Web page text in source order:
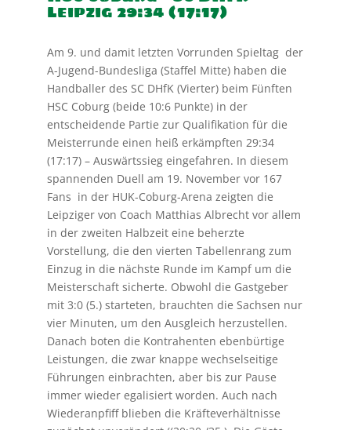
Leipzig 29:34 (17:17)
Am 9. und damit letzten Vorrunden Spieltag der
A-Jugend-Bundesliga (Staffel Mitte) haben die
Handballer des SC DHfK (Vierter) beim Fünften
HSC Coburg (beide 10:6 Punkte) in der
entscheidende Partie zur Qualifikation für die
Meisterrunde einen heiß erkämpften 29:34
(17:17) – Auswärtssieg eingefahren. In diesem
spannenden Duell am 19. November vor 167
Fans in der HUK-Coburg-Arena zeigten die
Leipziger von Coach Matthias Albrecht vor allem
in der zweiten Halbzeit eine beherzte
Vorstellung, die den vierten Tabellenrang zum
Einzug in die nächste Runde im Kampf um die
Meisterschaft sicherte. Obwohl die Gastgeber
mit 3:0 (5.) starteten, brauchten die Sachsen nur
vier Minuten, um den Ausgleich herzustellen.
Danach boten die Kontrahenten ebenbürtige
Leistungen, die zwar knappe wechselseitige
Führungen einbrachten, aber bis zur Pause
immer wieder egalisiert worden. Auch nach
Wiederanpfiff blieben die Kräfteverhältnisse